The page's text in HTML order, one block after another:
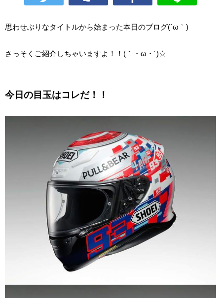
思わせぶりなタイトルから始まった本日のブログ(´ω｀)
さっそくご紹介しちゃいますよ！！(｀・ω・´)☆
今日の目玉はコレだ！！